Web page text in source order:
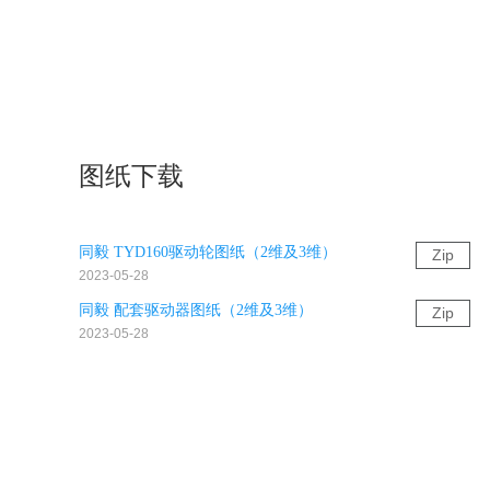
图纸下载
同毅 TYD160驱动轮图纸（2维及3维）
2023-05-28
Zip
同毅 配套驱动器图纸（2维及3维）
2023-05-28
Zip